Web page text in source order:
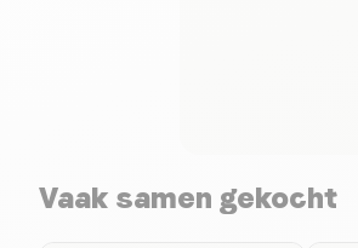
Vaak samen gekocht